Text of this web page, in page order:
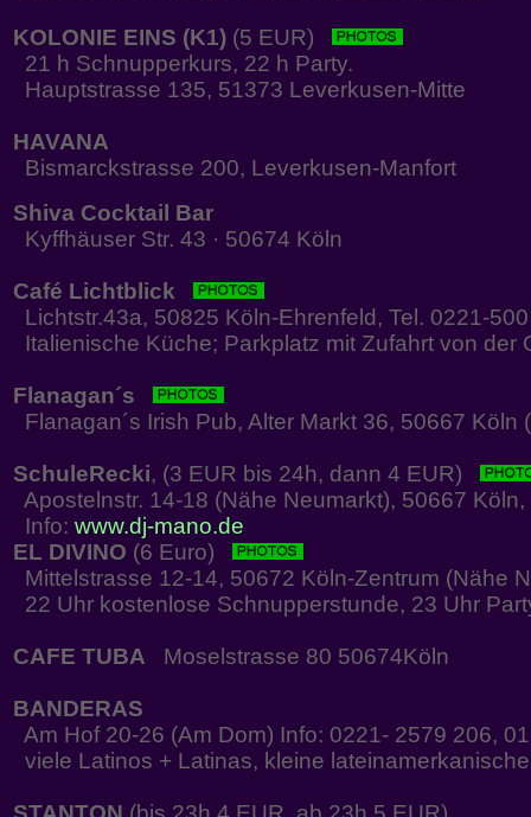
KOLONIE EINS (K1) (5 EUR)
21 h Schnupperkurs, 22 h Party.
Hauptstrasse 135, 51373 Leverkusen-Mitte
HAVANA
Bismarckstrasse 200, Leverkusen-Manfort
Shiva Cocktail Bar
Kyffhäuser Str. 43 · 50674 Köln
Café Lichtblick
Lichtstr.43a, 50825 Köln-Ehrenfeld, Tel. 0221-
Italienische Küche; Parkplatz mit Zufahrt von der
Flanagan´s
Flanagan´s Irish Pub, Alter Markt 36, 50667 Köln
SchuleRecki, (3 EUR bis 24h, dann 4 EUR)
Apostelnstr. 14-18 (Nähe Neumarkt), 50667
Info: www.dj-mano.de
EL DIVINO (6 Euro)
Mittelstrasse 12-14, 50672 Köln-Zentrum (Nähe
22 Uhr kostenlose Schnupperstunde, 23 Uhr
CAFE TUBA Moselstrasse 80 50674Köln
BANDERAS
Am Hof 20-26 (Am Dom) Info: 0221- 2579 206,
viele Latinos + Latinas, kleine